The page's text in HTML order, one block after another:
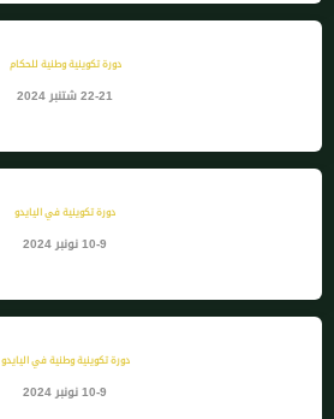
دورة تكوينية وطنية للحكام
22-21 شتنبر 2024
دورة تكوينية في اليايدو
10-9 نونبر 2024
دورة تكوينية وطنية في اليايدو
10-9 نونبر 2024